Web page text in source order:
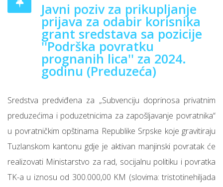
Javni poziv za prikupljanje
prijava za odabir korisnika
grant sredstava sa pozicije
''Podrška povratku
prognanih lica'' za 2024.
godinu (Preduzeća)
Sredstva predviđena za „Subvenciju doprinosa privatnim
preduzećima i poduzetnicima za zapošljavanje povratnika“
u povratničkim opštinama Republike Srpske koje gravitiraju
Tuzlanskom kantonu gdje je aktivan manjinski povratak će
realizovati Ministarstvo za rad, socijalnu politiku i povratka
TK-a u iznosu od 300.000,00 KM (slovima: tristotinehiljada